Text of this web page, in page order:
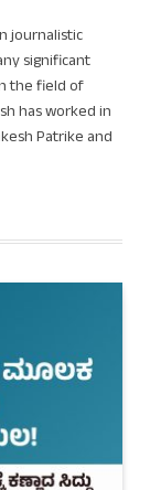
journalistic
significant
the field of
has worked in
Patrike and